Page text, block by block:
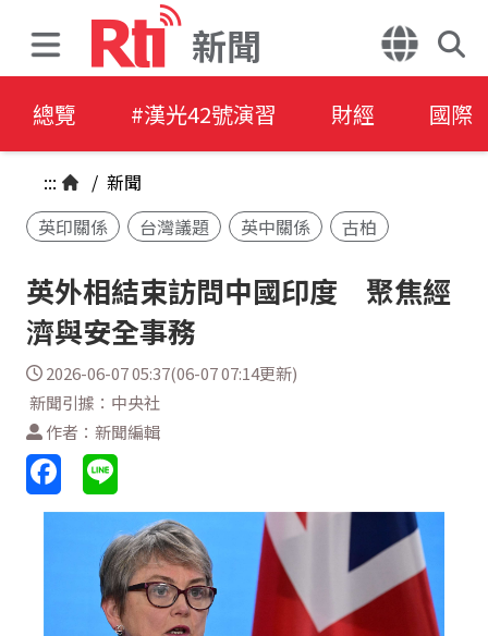
新聞
總覽 #漢光42號演習 財經 國際
::: / 新聞
英印關係
台灣議題 英中關係 古柏
英外相結束訪問中國印度 聚焦經
濟與安全事務
2026-06-07 05:37(06-07 07:14更新)
新聞引據：中央社
作者：新聞編輯